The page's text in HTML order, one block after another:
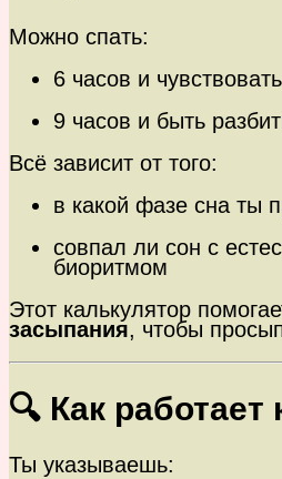
Можно спать:
6 часов и
9 часов и быть
Всё зависит от того:
в какой фазе сна ты
совпал ли сон с
биоритмом
Этот калькулятор
засыпания, чтобы
🔍 Как работает
Ты указываешь: